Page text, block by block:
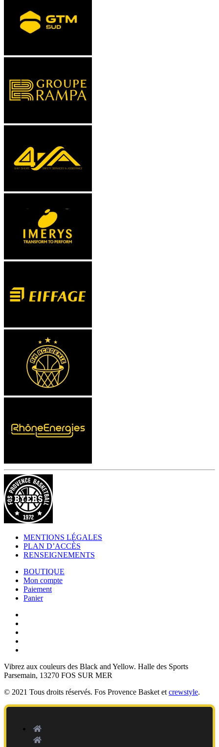
MENTIONS LÉGALES
PLAN D’ACCÈS
RENSEIGNEMENTS
BOUTIQUE
Mon compte
Paiement
Panier
Vibrez aux couleurs des Black and Yellow. Halle des Sports
Parsemain, 13270 FOS SUR MER
© 2021 Tous droits réservés. Fos Provence Basket et crewstyle.